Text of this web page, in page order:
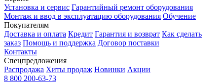
Установка и сервис Гарантийный ремонт оборудования
Монтаж и ввод в эксплуатацию оборудования Обучение
Покупателям
Доставка и оплата Кредит Гарантия и возврат Как сделать
заказ Помощь и поддержка Договор поставки
Контакты
Спецпредложения
Распродажа Хиты продаж Новинки Акции
8 800 200-63-73